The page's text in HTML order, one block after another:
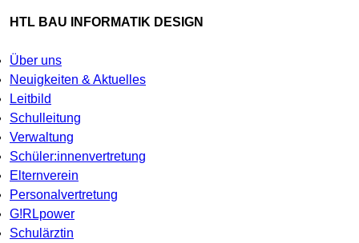
HTL BAU INFORMATIK DESIGN
Über uns
Neuigkeiten & Aktuelles
Leitbild
Schulleitung
Verwaltung
Schüler:innenvertretung
Elternverein
Personalvertretung
G!RLpower
Schulärztin